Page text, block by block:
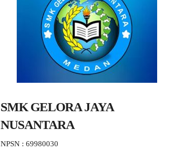
SMK GELORA JAYA
NUSANTARA
NPSN : 69980030